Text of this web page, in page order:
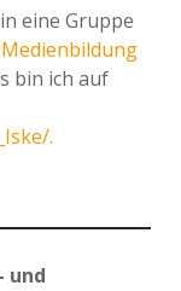
eine Gruppe
Medienbildung
bin ich auf
.
und